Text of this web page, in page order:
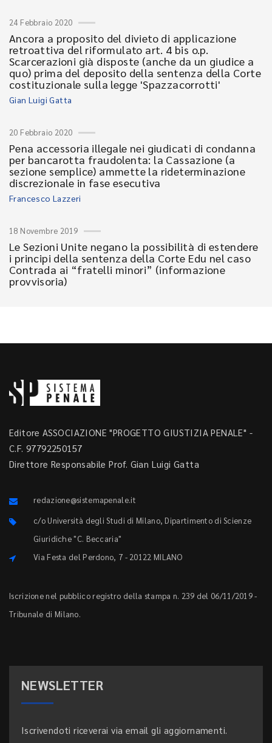
24 Febbraio 2020
Ancora a proposito del divieto di applicazione
retroattiva del riformulato art. 4 bis o.p.
Scarcerazioni già disposte (anche da un giudice a
quo) prima del deposito della sentenza della Corte
costituzionale sulla legge 'Spazzacorrotti'
Gian Luigi Gatta
20 Febbraio 2020
Pena accessoria illegale nei giudicati di condanna
per bancarotta fraudolenta: la Cassazione (a
sezione semplice) ammette la rideterminazione
discrezionale in fase esecutiva
Francesco Lazzeri
18 Novembre 2019
Le Sezioni Unite negano la possibilità di estendere
i principi della sentenza della Corte Edu nel caso
Contrada ai “fratelli minori” (informazione
provvisoria)
Editore ASSOCIAZIONE "PROGETTO GIUSTIZIA PENALE" -
C.F. 97792250157
Direttore Responsabile Prof. Gian Luigi Gatta
redazione@sistemapenale.it
c/o Università degli Studi di Milano, Dipartimento di Scienze
Giuridiche "C. Beccaria"
Via Festa del Perdono, 7 - 20122 MILANO
Iscrizione nel pubblico registro della stampa n. 239 del 06/11/2019 -
Tribunale di Milano.
NEWSLETTER
Iscrivendoti riceverai via email gli aggiornamenti.